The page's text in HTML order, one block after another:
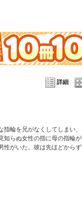
詳細
輪を兄がなくしてしまい、
知らぬ女性の指に母の指輪が
性がいた。彼は先ほどからず